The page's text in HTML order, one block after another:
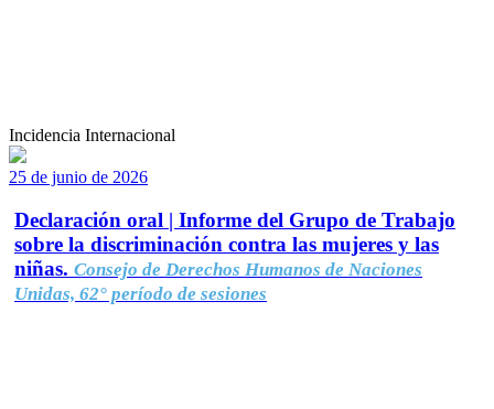
Incidencia Internacional
25 de junio de 2026
Declaración oral | Informe del Grupo de Trabajo
sobre la discriminación contra las mujeres y las
niñas. Consejo de Derechos Humanos de Naciones
Unidas, 62° período de sesiones